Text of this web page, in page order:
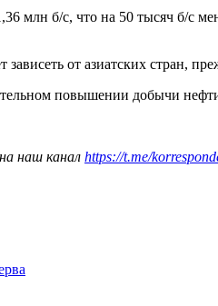
млн б/с, что на 50 тысяч б/
от азиатских стран,
повышении добычи
наш канал https://t.me/